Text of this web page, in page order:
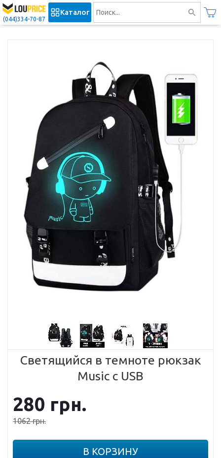
(044)334-70-87
Каталог
Светящийся в темноте рюкзак
Music с USB
280 грн.
1062грн.
В КОРЗИНУ